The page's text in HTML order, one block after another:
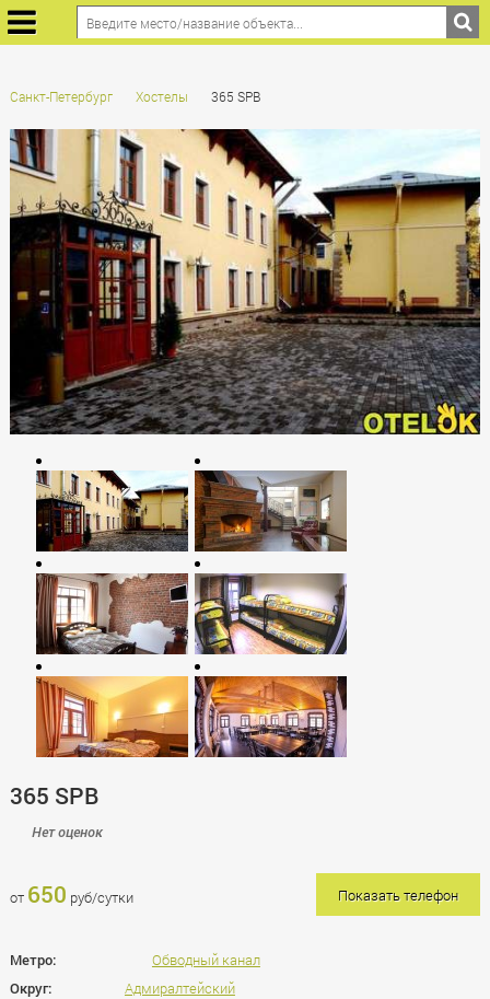
Санкт-Петербург Хостелы 365 SPB
365 SPB
Нет оценок
от 650 руб/сутки Показать телефон
Метро:
Обводный канал
Округ:
Адмиралтейский